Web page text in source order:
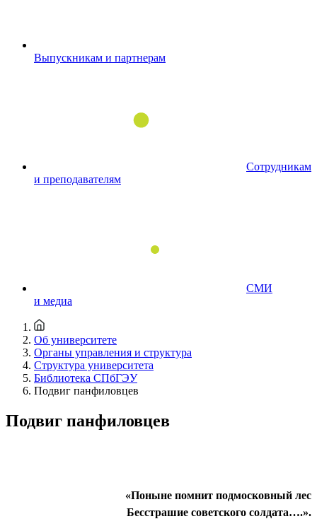
Выпускникам и партнерам
Сотрудникам
и преподавателям
СМИ
и медиа
Об университете
Органы управления и структура
Структура университета
Библиотека СПбГЭУ
Подвиг панфиловцев
Подвиг панфиловцев
«Поныне помнит подмосковный лес
Бесстрашие советского солдата….».